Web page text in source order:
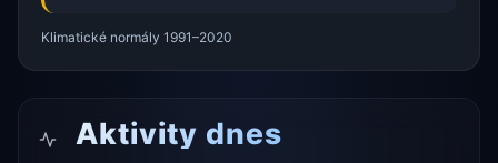
Klimatické normály 1991–2020
Aktivity dnes